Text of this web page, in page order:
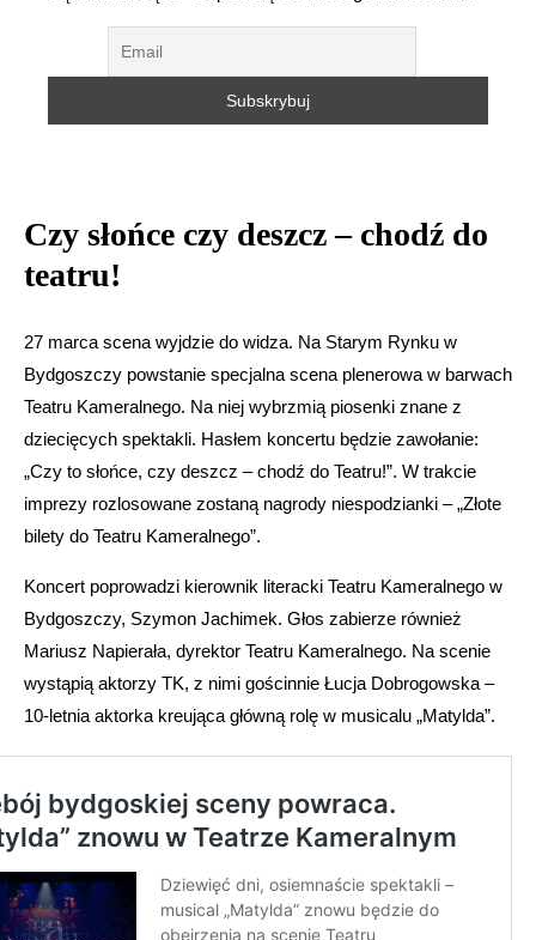
Czy słońce czy deszcz – chodź do
teatru!
27 marca scena wyjdzie do widza. Na Starym Rynku w
Bydgoszczy powstanie specjalna scena plenerowa w barwach
Teatru Kameralnego. Na niej wybrzmią piosenki znane z
dziecięcych spektakli. Hasłem koncertu będzie zawołanie:
„Czy to słońce, czy deszcz – chodź do Teatru!”. W trakcie
imprezy rozlosowane zostaną nagrody niespodzianki – „Złote
bilety do Teatru Kameralnego”.
Koncert poprowadzi kierownik literacki Teatru Kameralnego w
Bydgoszczy, Szymon Jachimek. Głos zabierze również
Mariusz Napierała, dyrektor Teatru Kameralnego. Na scenie
wystąpią aktorzy TK, z nimi gościnnie Łucja Dobrogowska –
10-letnia aktorka kreująca główną rolę w musicalu „Matylda”.